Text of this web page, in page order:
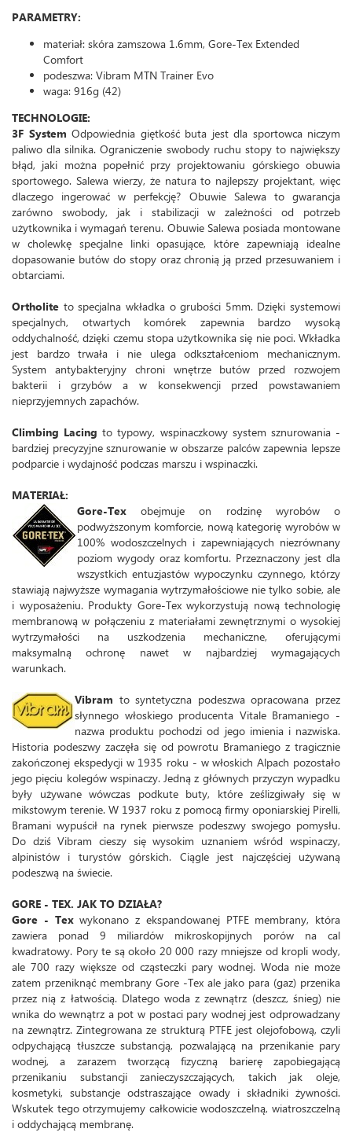
PARAMETRY:
materiał: skóra zamszowa 1.6mm, Gore-Tex Extended
Comfort
podeszwa: Vibram MTN Trainer Evo
waga: 916g (42)
TECHNOLOGIE:
3F System Odpowiednia giętkość buta jest dla sportowca niczym
paliwo dla silnika. Ograniczenie swobody ruchu stopy to największy
błąd, jaki można popełnić przy projektowaniu górskiego obuwia
sportowego. Salewa wierzy, że natura to najlepszy projektant, więc
dlaczego ingerować w perfekcję? Obuwie Salewa to gwarancja
zarówno swobody, jak i stabilizacji w zależności od potrzeb
użytkownika i wymagań terenu. Obuwie Salewa posiada montowane
w cholewkę specjalne linki opasujące, które zapewniają idealne
dopasowanie butów do stopy oraz chronią ją przed przesuwaniem i
obtarciami.
Ortholite to specjalna wkładka o grubości 5mm. Dzięki systemowi
specjalnych, otwartych komórek zapewnia bardzo wysoką
oddychalność, dzięki czemu stopa użytkownika się nie poci. Wkładka
jest bardzo trwała i nie ulega odkształceniom mechanicznym.
System antybakteryjny chroni wnętrze butów przed rozwojem
bakterii i grzybów a w konsekwencji przed powstawaniem
nieprzyjemnych zapachów.
Climbing Lacing to typowy, wspinaczkowy system sznurowania -
bardziej precyzyjne sznurowanie w obszarze palców zapewnia lepsze
podparcie i wydajność podczas marszu i wspinaczki.
MATERIAŁ:
Gore-Tex obejmuje on rodzinę wyrobów o
podwyższonym komforcie, nową kategorię wyrobów w
100% wodoszczelnych i zapewniających niezrównany
poziom wygody oraz komfortu. Przeznaczony jest dla
wszystkich entuzjastów wypoczynku czynnego, którzy
stawiają najwyższe wymagania wytrzymałościowe nie tylko sobie, ale
i wyposażeniu. Produkty Gore-Tex wykorzystują nową technologię
membranową w połączeniu z materiałami zewnętrznymi o wysokiej
wytrzymałości na uszkodzenia mechaniczne, oferującymi
maksymalną ochronę nawet w najbardziej wymagających
warunkach.
Vibram to syntetyczna podeszwa opracowana przez
słynnego włoskiego producenta Vitale Bramaniego -
nazwa produktu pochodzi od jego imienia i nazwiska.
Historia podeszwy zaczęła się od powrotu Bramaniego z tragicznie
zakończonej ekspedycji w 1935 roku - w włoskich Alpach pozostało
jego pięciu kolegów wspinaczy. Jedną z głównych przyczyn wypadku
były używane wówczas podkute buty, które ześlizgiwały się w
mikstowym terenie. W 1937 roku z pomocą firmy oponiarskiej Pirelli,
Bramani wypuścił na rynek pierwsze podeszwy swojego pomysłu.
Do dziś Vibram cieszy się wysokim uznaniem wśród wspinaczy,
alpinistów i turystów górskich. Ciągle jest najczęściej używaną
podeszwą na świecie.
GORE - TEX. JAK TO DZIAŁA?
Gore - Texwykonano z ekspandowanej PTFE membrany, która
zawiera ponad 9 miliardów mikroskopijnych porów na cal
kwadratowy. Pory te są około 20 000 razy mniejsze od kropli wody,
ale 700 razy większe od cząsteczki pary wodnej. Woda nie może
zatem przeniknąć membrany Gore -Tex ale jako para (gaz) przenika
przez nią z łatwością. Dlatego woda z zewnątrz (deszcz, śnieg) nie
wnika do wewnątrz a pot w postaci pary wodnej jest odprowadzany
na zewnątrz. Zintegrowana ze strukturą PTFE jest olejofobową, czyli
odpychającą tłuszcze substancją, pozwalającą na przenikanie pary
wodnej, a zarazem tworzącą fizyczną barierę zapobiegającą
przenikaniu substancji zanieczyszczających, takich jak oleje,
kosmetyki, substancje odstraszające owady i składniki żywności.
Wskutek tego otrzymujemy całkowicie wodoszczelną, wiatroszczelną
i oddychającą membranę.